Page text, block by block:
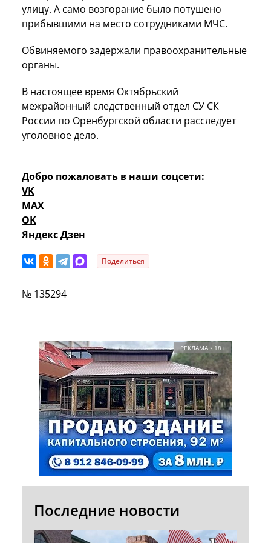
улицу. А само возгорание было потушено
прибывшими на место сотрудниками МЧС.
Обвиняемого задержали правоохранительные
органы.
В настоящее время Октябрьский
межрайонный следственный отдел СУ СК
России по Оренбургской области расследует
уголовное дело.
Добро пожаловать в наши соцсети:
VK
MAX
OK
Яндекс Дзен
Поделиться
№ 135294
РЕКЛАМА • 18+
Последние новости